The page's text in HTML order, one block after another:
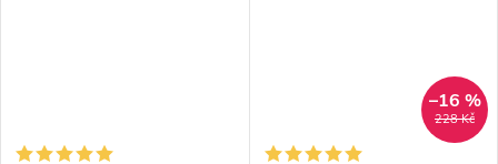
228 Kč
–16 %